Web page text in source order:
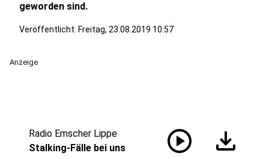
geworden sind.
Veröffentlicht: Freitag, 23.08.2019 10:57
Anzeige
Radio Emscher Lippe
Stalking-Fälle bei uns
play_circle download